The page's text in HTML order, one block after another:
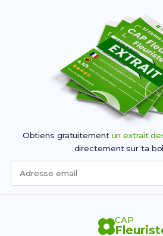
Obtiens gratuitement un extrait
directement sur ta
Adresse email
CAP